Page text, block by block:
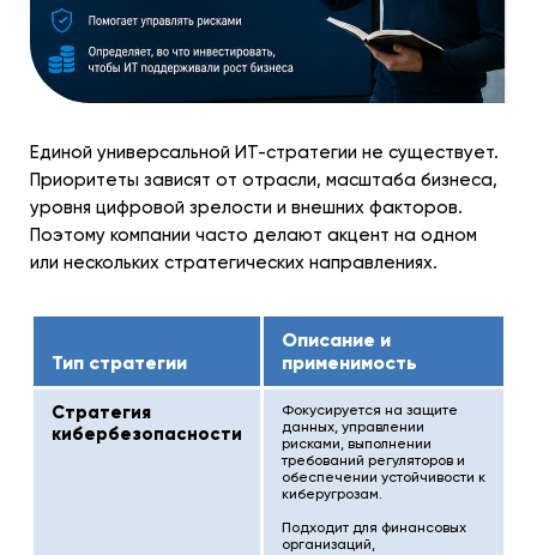
Единой универсальной ИТ-стратегии не существует.
Приоритеты зависят от отрасли, масштаба бизнеса,
уровня цифровой зрелости и внешних факторов.
Поэтому компании часто делают акцент на одном
или нескольких стратегических направлениях.
Тип стратегии
Описание и
применимость
Стратегия
кибербезопасности
Фокусируется на защите
данных, управлении
рисками, выполнении
требований регуляторов и
обеспечении устойчивости к
киберугрозам.
Подходит для финансовых
организаций,